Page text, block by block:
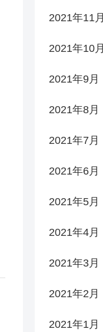
2021年11月
2021年10月
2021年9月
2021年8月
2021年7月
2021年6月
2021年5月
2021年4月
2021年3月
2021年2月
2021年1月